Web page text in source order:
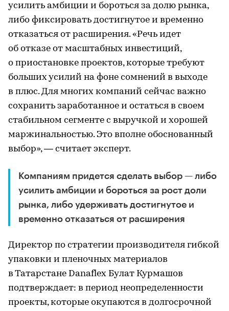
усилить амбиции и бороться за долю рынка,
либо фиксировать достигнутое и временно
отказаться от расширения. «Речь идет
об отказе от масштабных инвестиций,
о приостановке проектов, которые требуют
больших усилий на фоне сомнений в выходе
в плюс. Для многих компаний сейчас важно
сохранить заработанное и остаться в своем
стабильном сегменте с выручкой и хорошей
маржинальностью. Это вполне обоснованный
выбор», — считает эксперт.
Компаниям придется сделать выбор — либо
усилить амбиции и бороться за рост доли
рынка, либо удерживать достигнутое и
временно отказаться от расширения
Директор по стратегии производителя гибкой
упаковки и пленочных материалов
в Татарстане Danaflex Булат Курмашов
подтверждает: в период неопределенности
проекты, которые окупаются в долгосрочной